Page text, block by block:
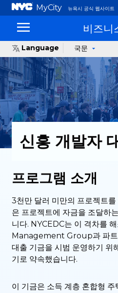
MyCity 뉴욕시 공식 웹사이트
비즈니
Language 국문
신흥 개발자
프로그램 소개
3천만 달러 미만의 프로젝트
은 프로젝트에 자금을 조달하
니다. NYCEDC는 이 격차를
Management Group과 파트
대출 기금을 시범 운영하기 위
기로 약속했습니다.
이 기금은 소득 계층 혼합형 주